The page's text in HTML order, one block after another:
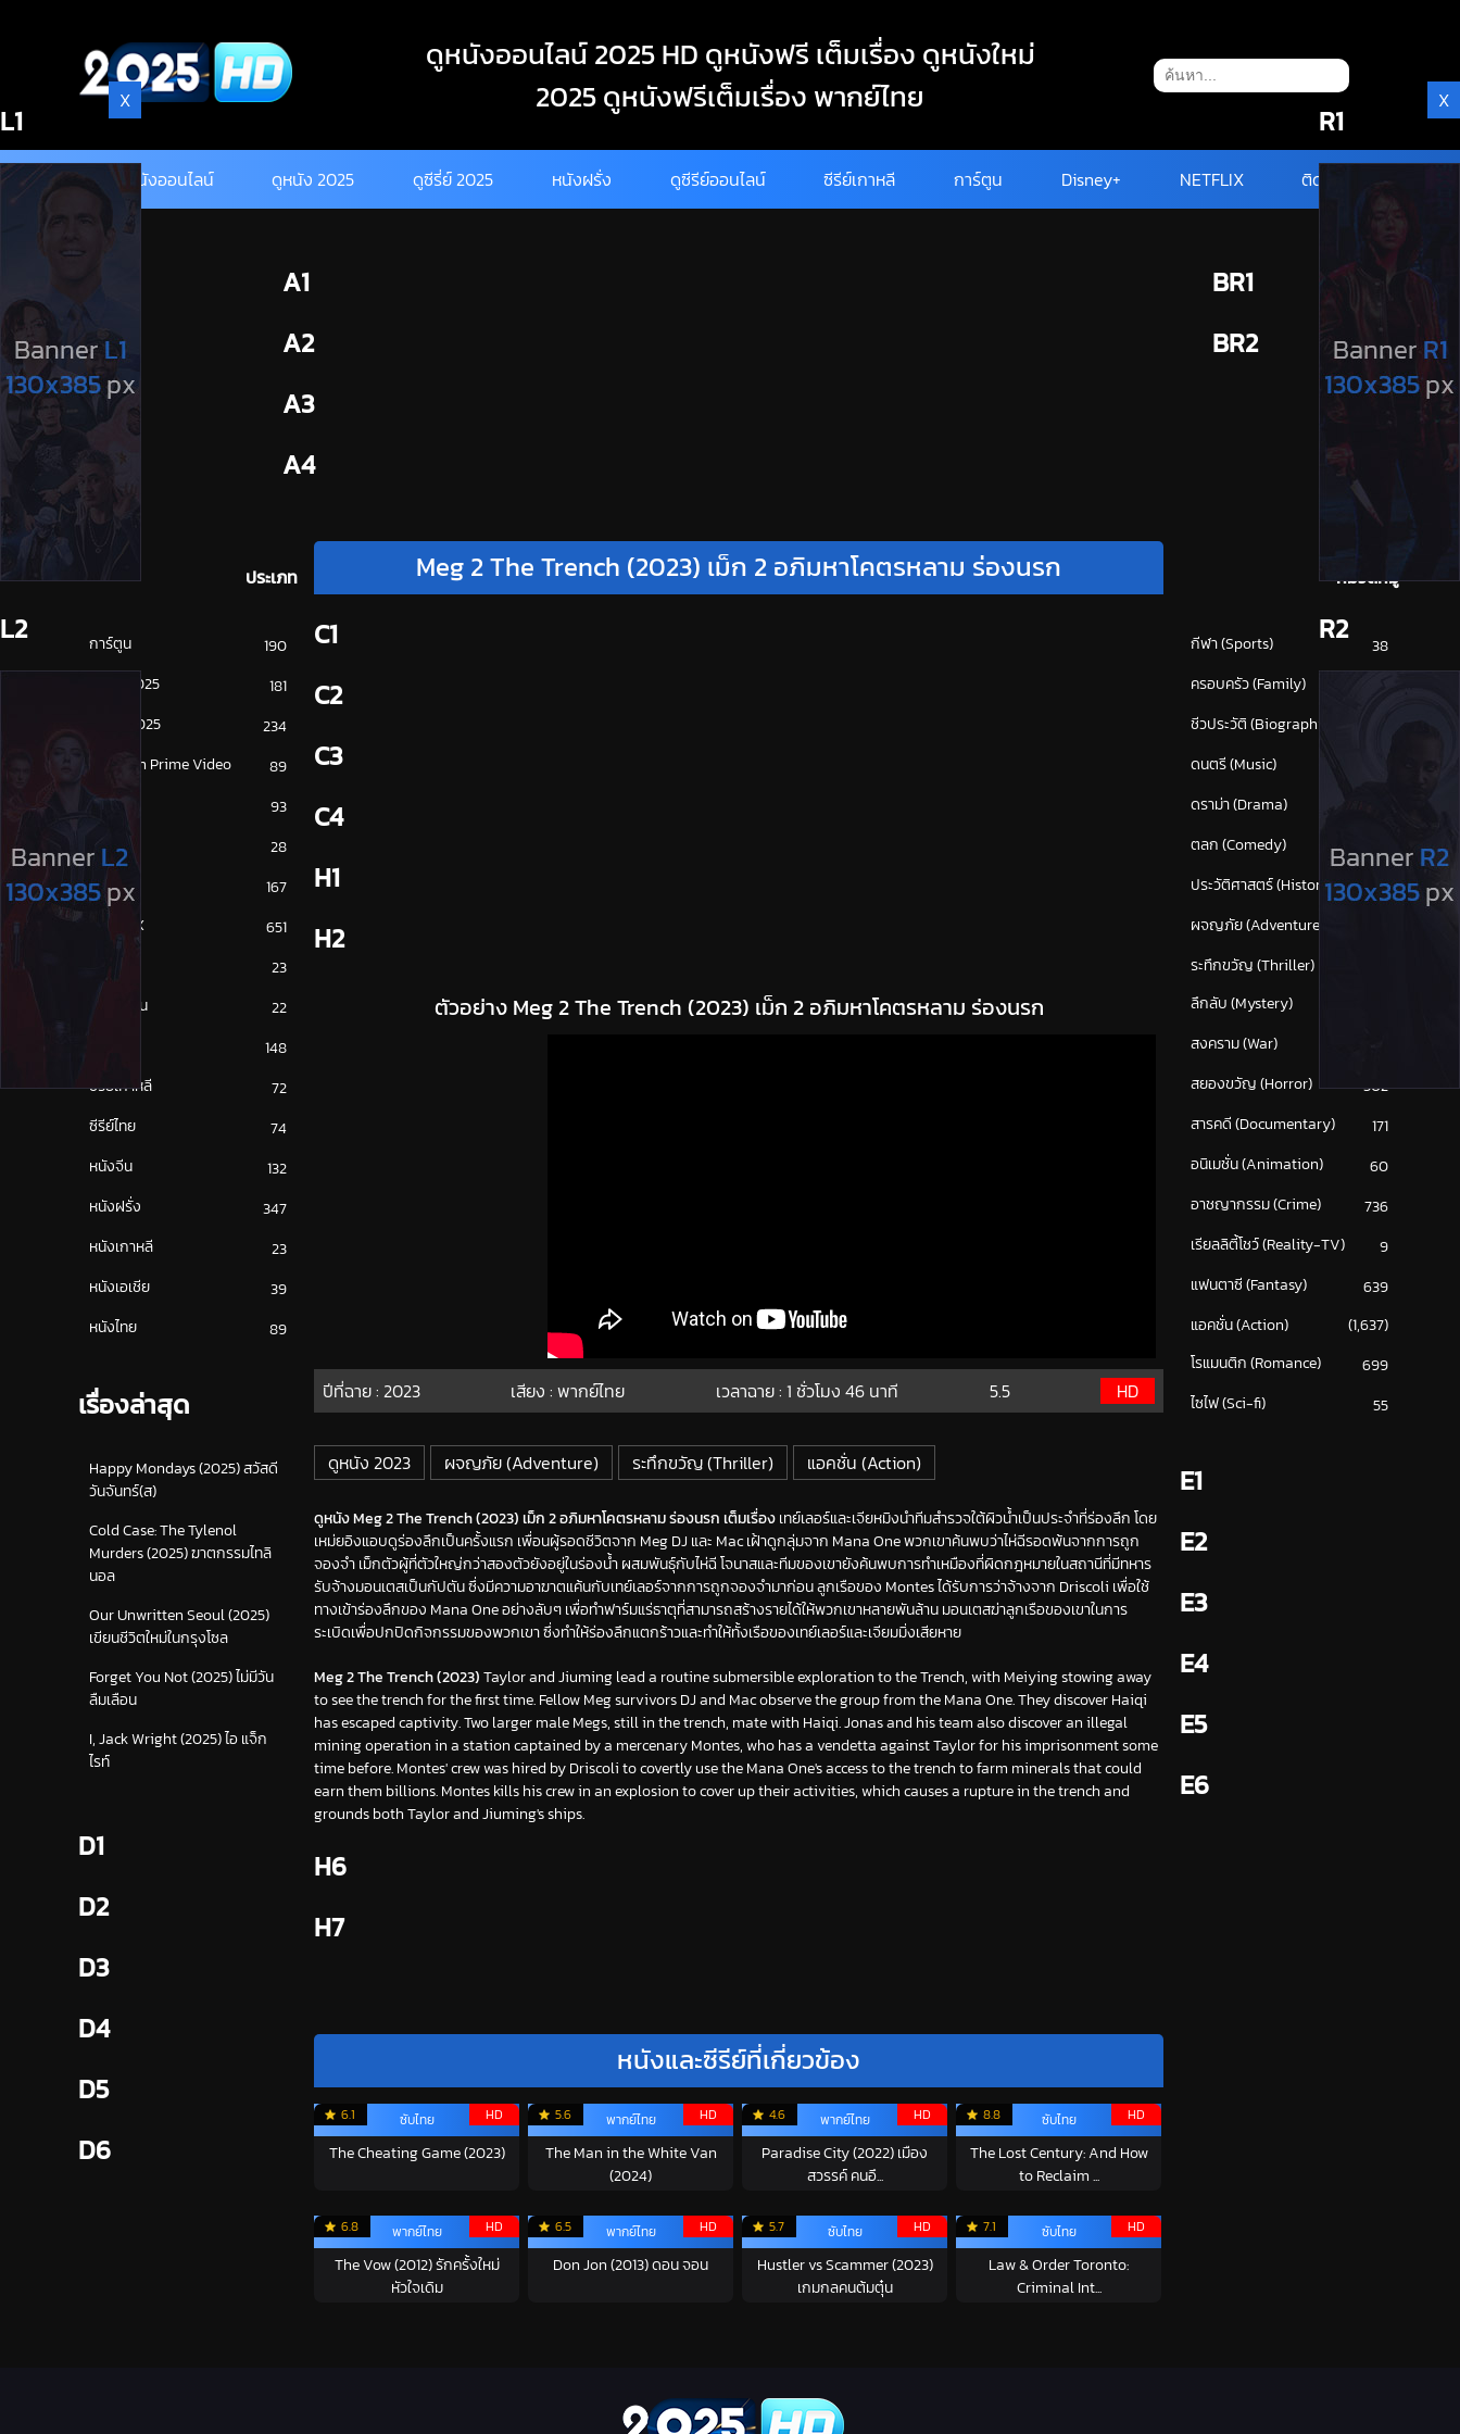
ดูหนังออนไลน์ 2025 HD ดูหนังฟรี เต็มเรื่อง ดูหนังใหม่
2025 ดูหนังฟรีเต็มเรื่อง พากย์ไทย
ดูหนังออนไลน์ ดูหนัง 2025 ดูซีรี่ย์ 2025 หนังฝรั่ง ดูซีรีย์ออนไลน์ ซีรีย์เกาหลี การ์ตูน Disney+ NETFLIX ติดต่อ
BL2
A1
A2
A3
A4
BR1
BR2
ประเภท
การ์ตูน
190
ดูซีรี่ย์ 2025
181
ดูหนัง 2025
234
Amazon Prime Video
89
Disney+
93
HBO
28
iQiYi
167
NETFLIX
651
23
ซีรีย์ญี่ปุ่น
22
148
ซีรีย์เกาหลี
72
ซีรีย์ไทย
74
หนังจีน
132
หนังฝรั่ง
347
หนังเกาหลี
23
หนังเอเชีย
39
หนังไทย
89
เรื่องล่าสุด
Happy Mondays (2025) สวัสดี
วันจันทร์(ส)
Cold Case: The Tylenol
Murders (2025) ฆาตกรรมไทลิ
นอล
Our Unwritten Seoul (2025)
เขียนชีวิตใหม่ในกรุงโซล
Forget You Not (2025) ไม่มีวัน
ลืมเลือน
I, Jack Wright (2025) ไอ แจ็ก
ไรท์
D1
D2
D3
D4
D5
D6
Meg 2 The Trench (2023) เม็ก 2 อภิมหาโคตรหลาม ร่องนรก
C1
C2
C3
C4
H1
H2
ตัวอย่าง Meg 2 The Trench (2023) เม็ก 2 อภิมหาโคตรหลาม ร่องนรก
ปีที่ฉาย : 2023 เสียง : พากย์ไทย เวลาฉาย : 1 ชั่วโมง 46 นาที 5.5 HD
ดูหนัง 2023 ผจญภัย (Adventure) ระทึกขวัญ (Thriller) แอคชั่น (Action)
ดูหนัง Meg 2 The Trench (2023) เม็ก 2 อภิมหาโคตรหลาม ร่องนรก เต็มเรื่องเทย์เลอร์และเจียหมิงนำทีมสำรวจใต้ผิวน้ำเป็นประจำที่ร่องลึก โดย
เหม่ยอิงแอบดูร่องลึกเป็นครั้งแรก เพื่อนผู้รอดชีวิตจาก Meg DJ และ Mac เฝ้าดูกลุ่มจาก Mana One พวกเขาค้นพบว่าไห่ฉีรอดพ้นจากการถูก
จองจำ เม็กตัวผู้ที่ตัวใหญ่กว่าสองตัวยังอยู่ในร่องน้ำ ผสมพันธุ์กับไห่ฉี โจนาสและทีมของเขายังค้นพบการทำเหมืองที่ผิดกฎหมายในสถานีที่มีทหาร
รับจ้างมอนเตสเป็นกัปตัน ซึ่งมีความอาฆาตแค้นกับเทย์เลอร์จากการถูกจองจำมาก่อน ลูกเรือของ Montes ได้รับการว่าจ้างจาก Driscoli เพื่อใช้
ทางเข้าร่องลึกของ Mana One อย่างลับๆ เพื่อทำฟาร์มแร่ธาตุที่สามารถสร้างรายได้ให้พวกเขาหลายพันล้าน มอนเตสฆ่าลูกเรือของเขาในการ
ระเบิดเพื่อปกปิดกิจกรรมของพวกเขา ซึ่งทำให้ร่องลึกแตกร้าวและทำให้ทั้งเรือของเทย์เลอร์และเจียมมิ่งเสียหาย
Meg 2 The Trench (2023)Taylor and Jiuming lead a routine submersible exploration to the Trench, with Meiying stowing away
to see the trench for the first time. Fellow Meg survivors DJ and Mac observe the group from the Mana One. They discover Haiqi
has escaped captivity. Two larger male Megs, still in the trench, mate with Haiqi. Jonas and his team also discover an illegal
mining operation in a station captained by a mercenary Montes, who has a vendetta against Taylor for his imprisonment some
time before. Montes' crew was hired by Driscoli to covertly use the Mana One's access to the trench to farm minerals that could
earn them billions. Montes kills his crew in an explosion to cover up their activities, which causes a rupture in the trench and
grounds both Taylor and Jiuming's ships.
H6
H7
หนังและซีรีย์ที่เกี่ยวข้อง
6.1 HD
ซับไทย
The Cheating Game (2023)
5.6 HD
พากย์ไทย
The Man in the White Van
(2024)
4.6 HD
พากย์ไทย
Paradise City (2022) เมือง
สวรรค์ คนอึ...
8.8 HD
ซับไทย
The Lost Century: And How
to Reclaim ...
6.8 HD
พากย์ไทย
The Vow (2012) รักครั้งใหม่
หัวใจเดิม
6.5 HD
พากย์ไทย
Don Jon (2013) ดอน จอน
5.7 HD
ซับไทย
Hustler vs Scammer (2023)
เกมกลคนต้มตุ๋น
7.1 HD
ซับไทย
Law & Order Toronto:
Criminal Int...
หมวดหมู่
กีฬา (Sports)
38
ครอบครัว (Family)
ชีวประวัติ (Biography)
ดนตรี (Music)
ดราม่า (Drama)
ตลก (Comedy)
628
ประวัติศาสตร์ (History)
43
ผจญภัย (Adventure)
ระทึกขวัญ (Thriller)
ลึกลับ (Mystery)
สงคราม (War)
สยองขวัญ (Horror)
302
สารคดี (Documentary)
171
อนิเมชั่น (Animation)
60
อาชญากรรม (Crime)
736
เรียลลิตี้โชว์ (Reality-TV)
9
แฟนตาซี (Fantasy)
639
แอคชั่น (Action)
(1,637)
โรแมนติก (Romance)
699
ไซไฟ (Sci-fi)
55
E1
E2
E3
E4
E5
E6
X
L1
L2
X
R1
R2